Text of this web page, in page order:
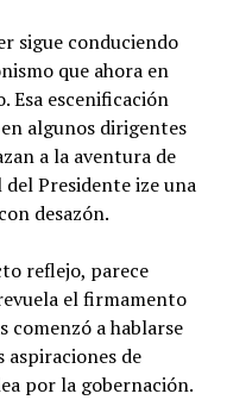
sigue conduciendo
que ahora en
Esa escenificación
algunos dirigentes
a la aventura de
Presidente ize una
desazón.
reflejo, parece
el firmamento
comenzó a hablarse
aspiraciones de
por la gobernación.